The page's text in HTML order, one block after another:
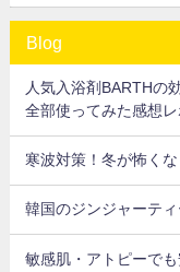
Blog
人気入浴剤BARTHの
全部使ってみた感想レ
寒波対策！冬が怖く
韓国のジンジャーテ
敏感肌・アトピーで